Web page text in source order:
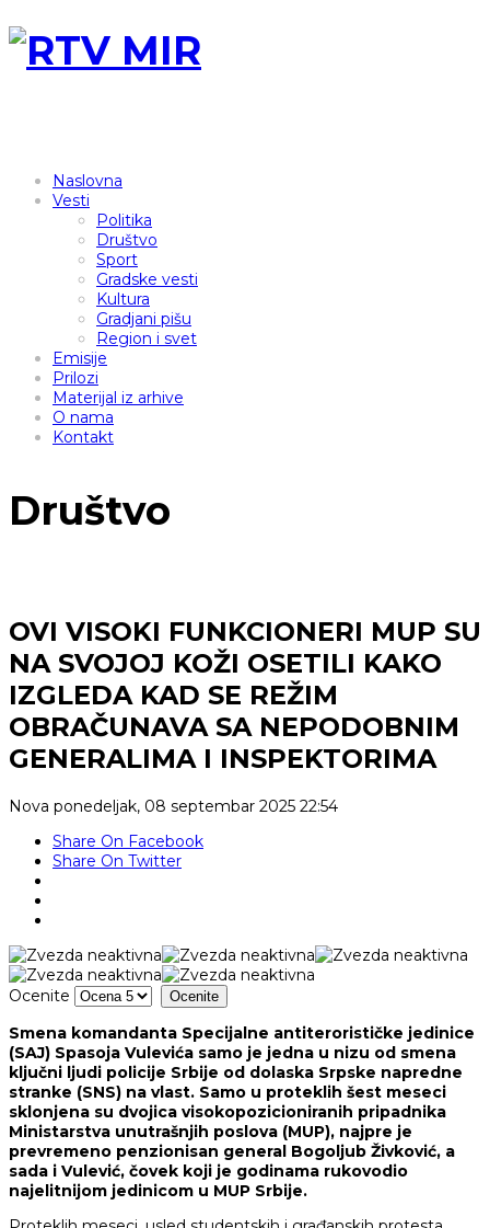
Naslovna
Vesti
Politika
Društvo
Sport
Gradske vesti
Kultura
Gradjani pišu
Region i svet
Emisije
Prilozi
Materijal iz arhive
O nama
Kontakt
Društvo
OVI VISOKI FUNKCIONERI MUP SU
NA SVOJOJ KOŽI OSETILI KAKO
IZGLEDA KAD SE REŽIM
OBRAČUNAVA SA NEPODOBNIM
GENERALIMA I INSPEKTORIMA
Nova ponedeljak, 08 septembar 2025 22:54
Share On Facebook
Share On Twitter
Ocenite
Smena komandanta Specijalne antiterorističke jedinice
(SAJ) Spasoja Vulevića samo je jedna u nizu od smena
ključni ljudi policije Srbije od dolaska Srpske napredne
stranke (SNS) na vlast. Samo u proteklih šest meseci
sklonjena su dvojica visokopozicioniranih pripadnika
Ministarstva unutrašnjih poslova (MUP), najpre je
prevremeno penzionisan general Bogoljub Živković, a
sada i Vulević, čovek koji je godinama rukovodio
najelitnijom jedinicom u MUP Srbije.